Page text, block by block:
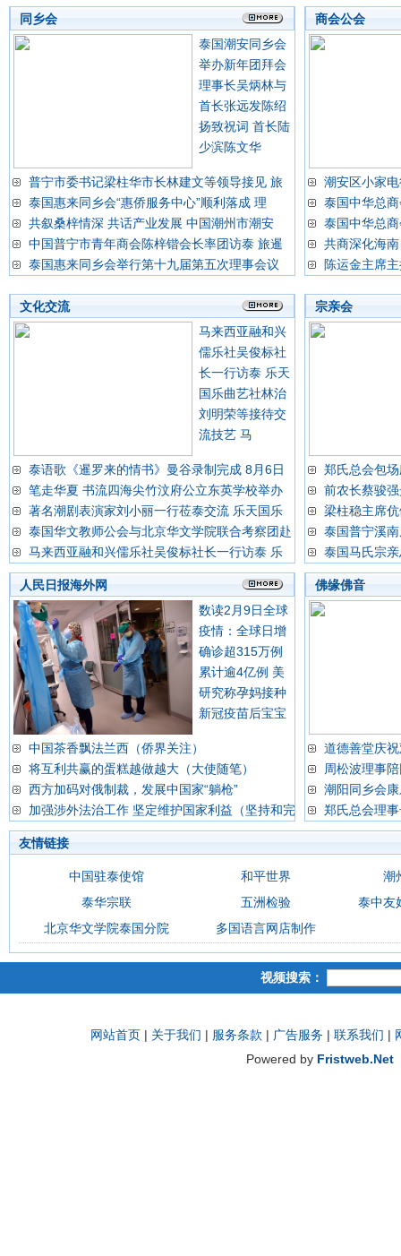
同乡会
泰国潮安同乡会
举办新年团拜会
理事长吴炳林与
首长张远发陈绍
扬致祝词 首长陆
少滨陈文华
普宁市委书记梁柱华市长林建文等领导接见 旅
泰国惠来同乡会“惠侨服务中心”顺利落成 理
共叙桑梓情深 共话产业发展 中国潮州市潮安
中国普宁市青年商会陈梓锴会长率团访泰 旅暹
泰国惠来同乡会举行第十九届第五次理事会议
商会公会
潮安区小家
泰国中华总
泰国中华总
共商深化海
陈运金主席
文化交流
马来西亚融和兴
儒乐社吴俊标社
长一行访泰 乐天
国乐曲艺社林治
刘明荣等接待交
流技艺 马
泰语歌《暹罗来的情书》曼谷录制完成 8月6日
笔走华夏 书流四海尖竹汶府公立东英学校举办
著名潮剧表演家刘小丽一行莅泰交流 乐天国乐
泰国华文教师公会与北京华文学院联合考察团赴
马来西亚融和兴儒乐社吴俊标社长一行访泰 乐
宗亲会
郑氏总会包
前农长蔡骏
梁柱稳主席
泰国普宁溪
泰国马氏宗
人民日报海外网
数读2月9日全球
疫情：全球日增
确诊超315万例
累计逾4亿例 美
研究称孕妈接种
新冠疫苗后宝宝
中国茶香飘法兰西（侨界关注）
将互利共赢的蛋糕越做越大（大使随笔）
西方加码对俄制裁，发展中国家“躺枪”
加强涉外法治工作 坚定维护国家利益（坚持和完
佛缘佛音
道德善堂庆
周松波理事
潮阳同乡会
郑氏总会理
友情链接
中国驻泰使馆 和平世界
潮
泰华宗联
五洲检验
泰中友
北京华文学院泰国分院
多国语言网店制作
视频搜索：
网站首页 | 关于我们 | 服务条款 | 广告服务 | 联系我们 |
Powered by Fristweb.Net